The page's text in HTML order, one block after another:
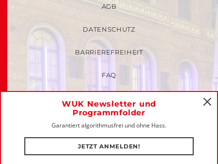
WUK Newsletter und
Programmfolder
Garantiert algorithmusfrei und ohne Hass.
JETZT ANMELDEN!
AGB
DATENSCHUTZ
BARRIEREFREIHEIT
FAQ
IMPRESSUM